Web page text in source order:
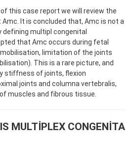
this case report we will review the
It is concluded that, Amc is not a
multipl congenital
that Amc occurs during fetal
limitation of the joints
This is a rare picture, and
stiffness of joints, flexion
joints and columna vertebralis,
muscles and fibrous tissue.
MULTİPLEX CONGENİTA